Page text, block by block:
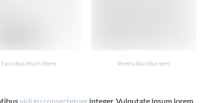
Faucibus etiam libero Viverra faucibus sem
vidi eu consectetuer integer. Vulputate ipsum lorem